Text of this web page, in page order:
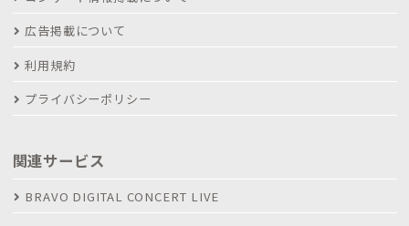
広告掲載について
利用規約
プライバシーポリシー
関連サービス
BRAVO DIGITAL CONCERT LIVE